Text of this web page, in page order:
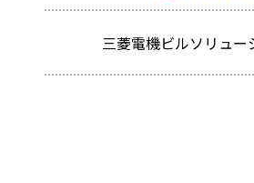
三菱電機ビルソリュー